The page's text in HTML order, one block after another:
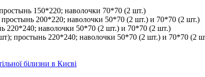
150*220; наволочки 70*70 (2 шт.)
200*220; наволочки 50*70 (2 шт.) и 70*70 (2 шт.)
220*240; наволочки 50*70 (2 шт.) и 70*70 (2 шт.)
простынь 220*240; наволочки 50*70 (2 шт.) и 70*70 (2
білизни в Києві